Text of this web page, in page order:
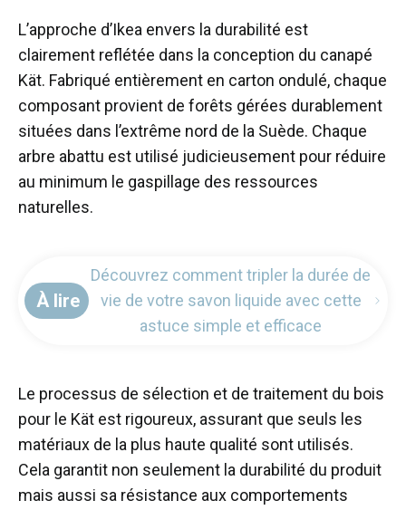
L’approche d’Ikea envers la durabilité est
clairement reflétée dans la conception du canapé
Kät. Fabriqué entièrement en carton ondulé, chaque
composant provient de forêts gérées durablement
situées dans l’extrême nord de la Suède. Chaque
arbre abattu est utilisé judicieusement pour réduire
au minimum le gaspillage des ressources
naturelles.
À lire
Découvrez comment tripler la durée de
vie de votre savon liquide avec cette
astuce simple et efficace
Le processus de sélection et de traitement du bois
pour le Kät est rigoureux, assurant que seuls les
matériaux de la plus haute qualité sont utilisés.
Cela garantit non seulement la durabilité du produit
mais aussi sa résistance aux comportements